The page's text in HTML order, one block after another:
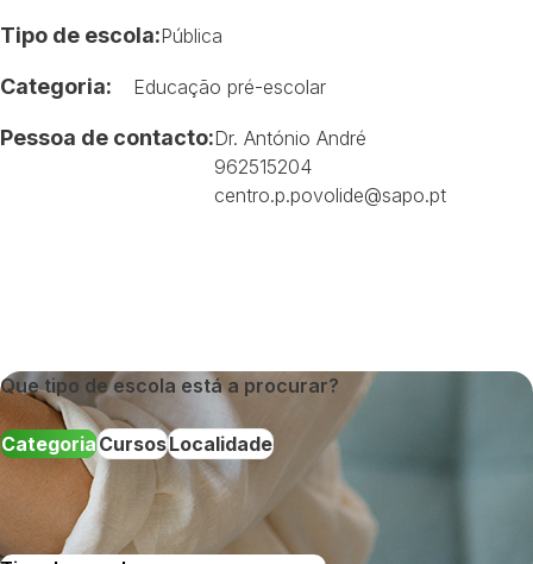
Tipo de escola:Pública
Categoria: Educação pré-escolar
Pessoa de contacto:Dr. António André
962515204
centro.p.povolide@sapo.pt
Que tipo de escola está a procurar?
CategoriaCursosLocalidade